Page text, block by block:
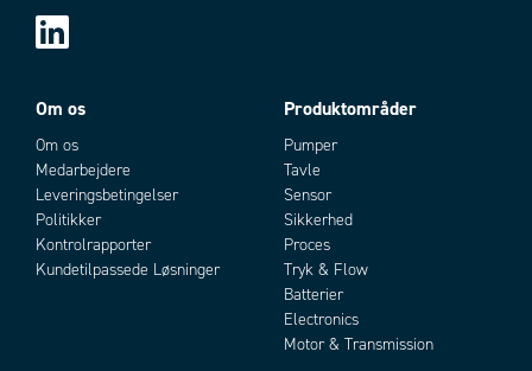
Om os
Om os
Medarbejdere
Leveringsbetingelser
Politikker
Kontrolrapporter
Kundetilpassede Løsninger
Produktområder
Pumper
Tavle
Sensor
Sikkerhed
Proces
Tryk & Flow
Batterier
Electronics
Motor & Transmission